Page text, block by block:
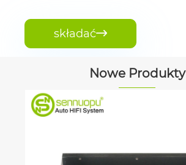
składać
Nowe Produkty